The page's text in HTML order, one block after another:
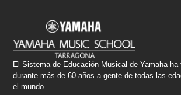
El Sistema de Educación Musical de Yamaha ha
durante más de 60 años a gente de todas las
el mundo.